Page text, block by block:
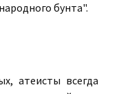
бунта".
атеисты всегда